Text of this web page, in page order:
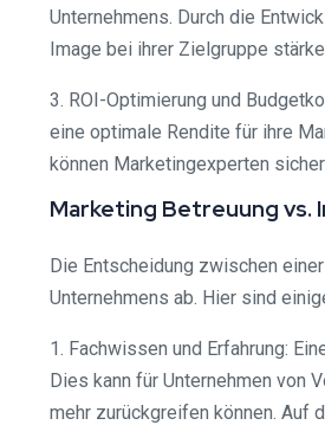
Unternehmens. Durch die
Image bei ihrer Zielgruppe
3. ROI-Optimierung und
eine optimale Rendite für ihre
können Marketingexperten
Marketing Betreuung vs.
Die Entscheidung zwischen
Unternehmens ab. Hier sind
1. Fachwissen und Erfahrung:
Dies kann für Unternehmen von
mehr zurückgreifen können. Auf